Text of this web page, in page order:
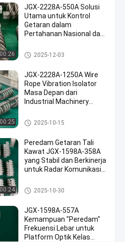
15
pandangan
bicara
sekarang
00:26
JGX-2228A-550A Solusi
Utama untuk Kontrol
Getaran dalam
Pertahanan Nasional dan
Isolator getaran tali kawat
2025-12-03
00:25
JGX-2228A-1250A Wire
Rope Vibration Isolator
Masa Depan dari
Industrial Machinery
Isolator getaran tali kawat
2025-10-15
00:24
Peredam Getaran Tali
Kawat JGX-1598A-358A
yang Stabil dan Berkinerja
untuk Radar Komunikasi
Isolator getaran tali kawat
2025-10-30
JGX-1598A-557A
Kemampuan "Peredam"
Frekuensi Lebar untuk
Platform Optik Kelas